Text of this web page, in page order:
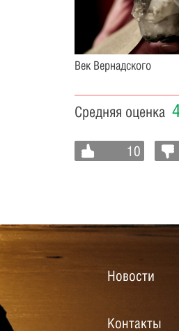
Век Вернадского
Средняя оценка
10
Новости
Контакты